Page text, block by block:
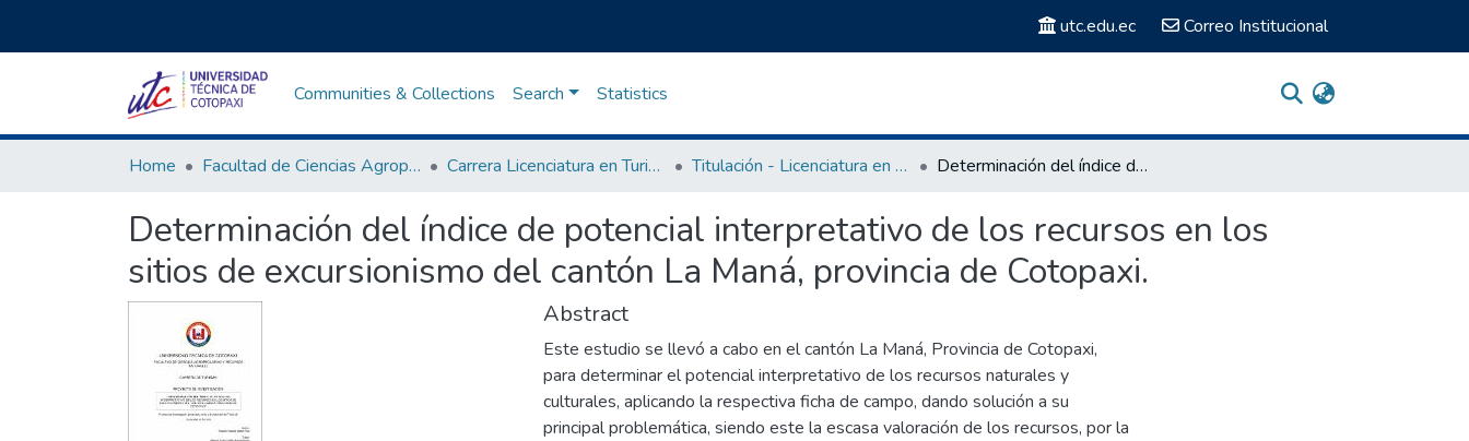
utc.edu.ec Correo Institucional
Communities & Collections Search Statistics
Home Facultad de Ciencias Agropecuarias y Recursos Naturales Carrera Licenciatura en Turismo Titulación - Licenciatura en Turismo Determinación del índice de potencial interpretativo de los recursos en los sitios de excursionismo del cantón La Maná, provincia de Cotopaxi.
Determinación del índice de potencial interpretativo de los recursos en los
sitios de excursionismo del cantón La Maná, provincia de Cotopaxi.
Abstract
Este estudio se llevó a cabo en el cantón La Maná, Provincia de Cotopaxi,
para determinar el potencial interpretativo de los recursos naturales y
culturales, aplicando la respectiva ficha de campo, dando solución a su
principal problemática, siendo este la escasa valoración de los recursos, por la